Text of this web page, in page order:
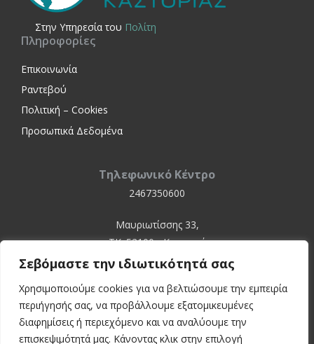
Σεβόμαστε την ιδιωτικότητά σας
Χρησιμοποιούμε cookies για να βελτιώσουμε την εμπειρία
περιήγησής σας, να προβάλλουμε εξατομικευμένες
διαφημίσεις ή περιεχόμενο και να αναλύουμε την
επισκεψιμότητά μας. Κάνοντας κλικ στην επιλογή
Στην Yπηρεσία του Πολίτη
Πληροφορίες
Επικοινωνία
Ραντεβού
Πολιτική – Cookies
Προσωπικά Δεδομένα
Τηλεφωνικό Κέντρο
2467350600
Μαυριωτίσσης 33,
ΤΚ. 52100 - Καστοριά